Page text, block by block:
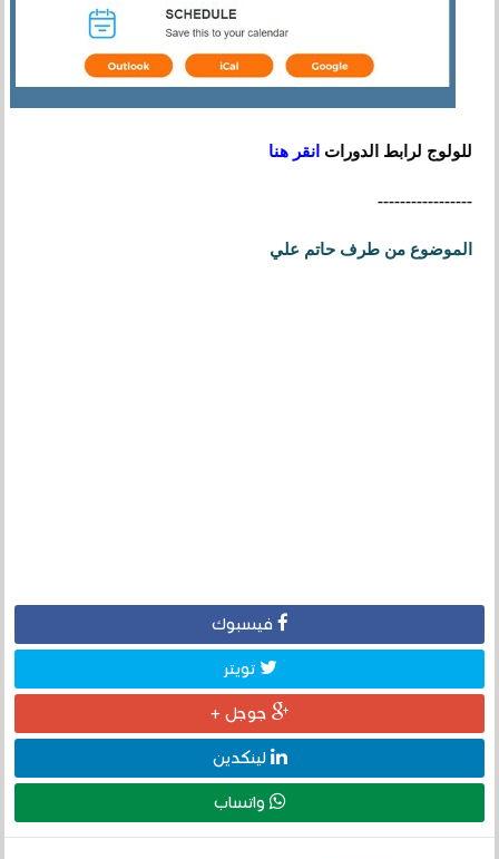
للولوج لرابط الدورات انقر هنا
-----------------
الموضوع من طرف حاتم علي
فيسبوك
تويتر
جوجل +
لينكدين
واتساب